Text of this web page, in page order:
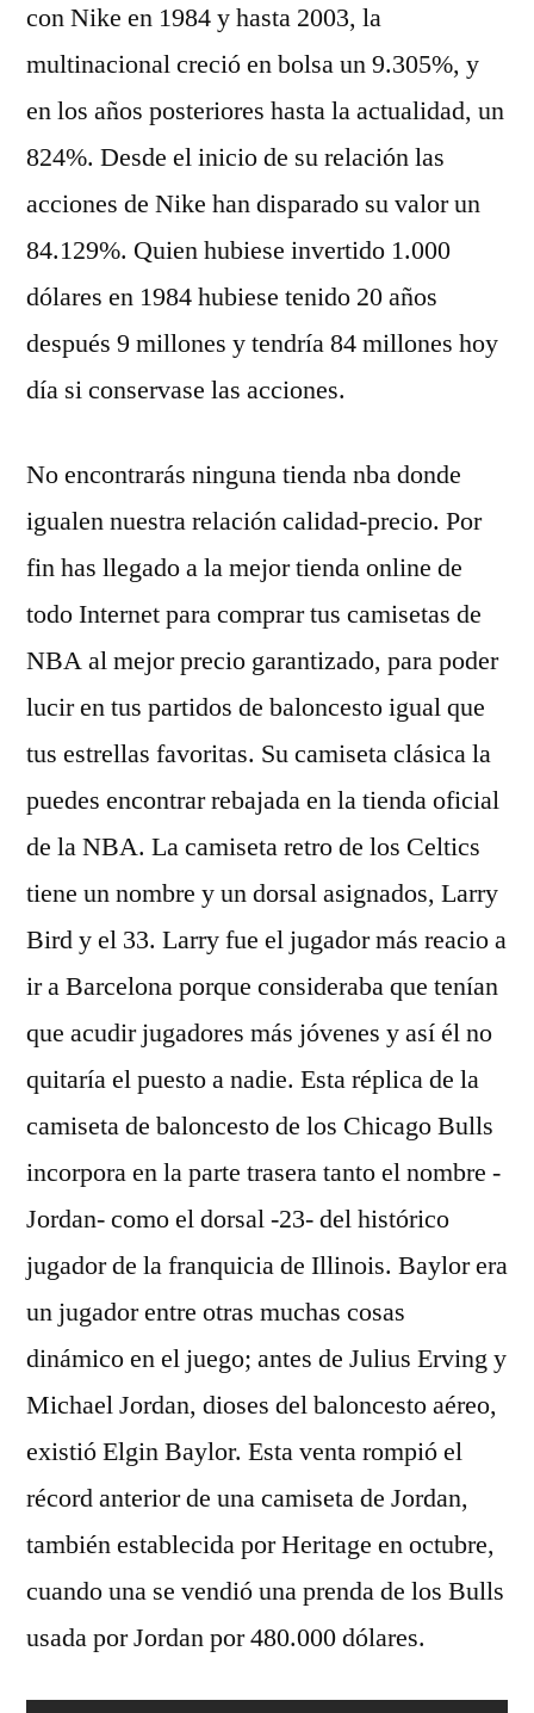
con Nike en 1984 y hasta 2003, la
multinacional creció en bolsa un 9.305%, y
en los años posteriores hasta la actualidad, un
824%. Desde el inicio de su relación las
acciones de Nike han disparado su valor un
84.129%. Quien hubiese invertido 1.000
dólares en 1984 hubiese tenido 20 años
después 9 millones y tendría 84 millones hoy
día si conservase las acciones.
No encontrarás ninguna tienda nba donde
igualen nuestra relación calidad-precio. Por
fin has llegado a la mejor tienda online de
todo Internet para comprar tus camisetas de
NBA al mejor precio garantizado, para poder
lucir en tus partidos de baloncesto igual que
tus estrellas favoritas. Su camiseta clásica la
puedes encontrar rebajada en la tienda oficial
de la NBA. La camiseta retro de los Celtics
tiene un nombre y un dorsal asignados, Larry
Bird y el 33. Larry fue el jugador más reacio a
ir a Barcelona porque consideraba que tenían
que acudir jugadores más jóvenes y así él no
quitaría el puesto a nadie. Esta réplica de la
camiseta de baloncesto de los Chicago Bulls
incorpora en la parte trasera tanto el nombre -
Jordan- como el dorsal -23- del histórico
jugador de la franquicia de Illinois. Baylor era
un jugador entre otras muchas cosas
dinámico en el juego; antes de Julius Erving y
Michael Jordan, dioses del baloncesto aéreo,
existió Elgin Baylor. Esta venta rompió el
récord anterior de una camiseta de Jordan,
también establecida por Heritage en octubre,
cuando una se vendió una prenda de los Bulls
usada por Jordan por 480.000 dólares.